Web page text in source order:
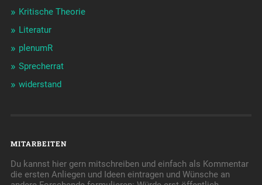
Kritische Theorie
Literatur
plenumR
Sprecherrat
widerstand
MITARBEITEN
Du kannst hier gern mitschreiben und einfach als Kommentar
die ersten Anliegen und Ideen eintragen und Wünsche an